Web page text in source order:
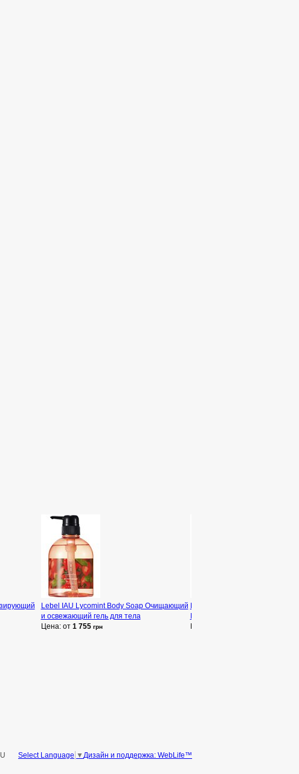
Lebel IAU Lycomint Body Soap Очищающий
и освежающий гель для тела
Цена: от 1 755 грн
Дизайн и поддержка: WebLife™
Select Language ▼